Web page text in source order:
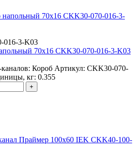
016-3-K03
70х16 CKK30-070-016-3-K03
Короб Артикул: CKK30-070-
кг: 0.355
+